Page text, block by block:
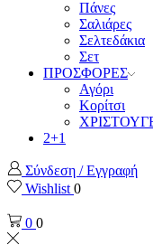
Πάνες
Σαλιάρες
Σελτεδάκια
Σετ
ΠΡΟΣΦΟΡΕΣ
Αγόρι
Κορίτσι
2+1
Σύνδεση / Εγγραφή
Wishlist 0
0 0